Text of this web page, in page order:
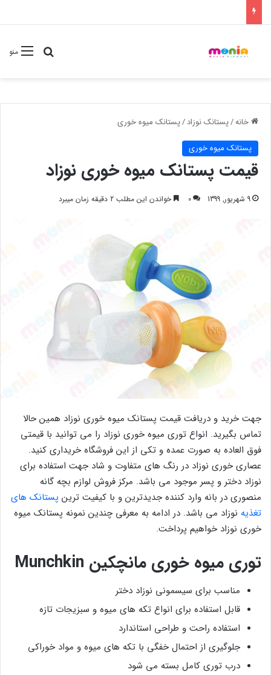
منوجستجو
خانه/پستانک نوزاد/پستانک میوه خوری
پستانک میوه خوری
قیمت پستانک میوه خوری نوزاد
9 شهریور, 1399 0 خواندن این مطلب 2 دقیقه زمان میبرد
جهت خرید و دریافت قیمت پستانک میوه خوری نوزاد همین حالا
تماس بگیرید. انواع توری میوه خوری نوزاد را می توانید با قیمتی
فوق العاده به صورت عمده و تکی از این فروشگاه خریداری کنید.
عصاری خوری نوزاد در رنگ های متفاوت و شاد جهت استفاده برای
نوزاد دختر و پسر موجود می باشد. مرکز فروش لوازم بچه گانه
منصوری در بانه وارد کننده جدیدترین و با کیفیت ترین پستانک های
تغذیه نوزاد می باشد. در ادامه به معرفی چندین نمونه پستانک میوه
خوری نوزاد خواهیم پرداخت.
توری میوه خوری مانچکین Munchkin
مناسب برای سیسمونی نوزاد دختر
قابل استفاده برای انواع تکه های میوه و سبزیجات تازه
استفاده راحت و طراحی استاندارد
جلوگیری از احتمال خفگی با تکه های میوه و مواد خوراکی
درب توری کامل بسته می شود